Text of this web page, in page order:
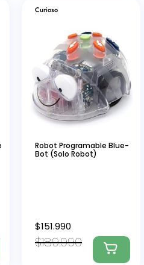
Curioso
Robot Programable Blue-
Bot (Solo Robot)
$189.990
$151.990